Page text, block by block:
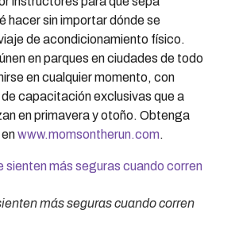
hacer sin importar dónde se
de acondicionamiento físico.
en parques en ciudades de todo
en cualquier momento, con
capacitación exclusivas que a
en primavera y otoño. Obtenga
www.momsontherun.com.
más seguras cuando corren